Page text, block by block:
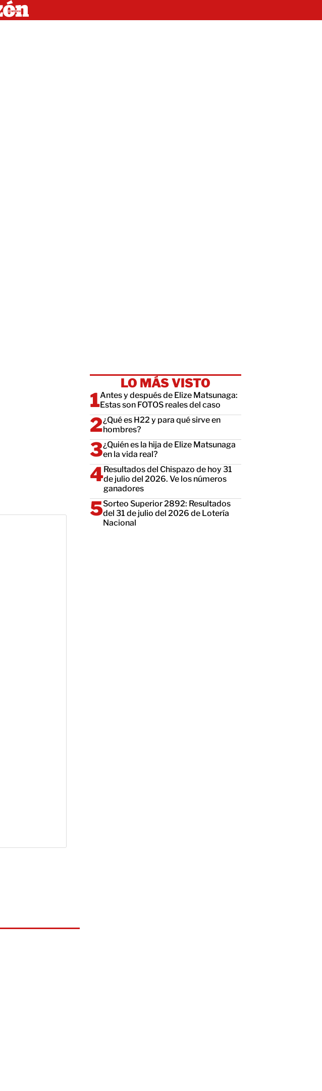
LO MÁS VISTO
Antes y después de Elize Matsunaga:
Estas son FOTOS reales del caso
¿Qué es H22 y para qué sirve en
hombres?
¿Quién es la hija de Elize Matsunaga
en la vida real?
Resultados del Chispazo de hoy 31
de julio del 2026. Ve los números
ganadores
Sorteo Superior 2892: Resultados
del 31 de julio del 2026 de Lotería
Nacional